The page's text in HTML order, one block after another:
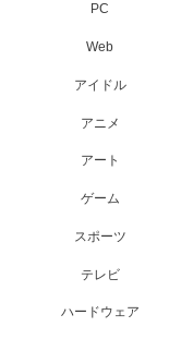
PC
Web
アイドル
アニメ
アート
ゲーム
スポーツ
テレビ
ハードウェア